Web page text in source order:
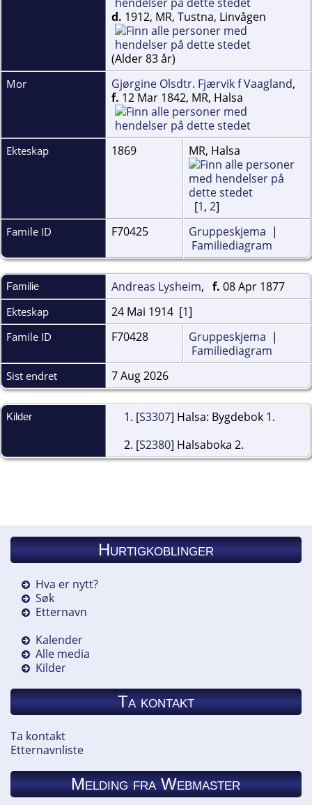
d. 1912, MR, Tustna, Linvågen
(Alder 83 år)
Mor Gjørgine Olsdtr. Fjærvik f Vaagland,
f. 12 Mar 1842, MR, Halsa
Ekteskap 1869 MR, Halsa
[1, 2]
Famile ID F70425 Gruppeskjema |
Familiediagram
Familie Andreas Lysheim, f. 08 Apr 1877
Ekteskap 24 Mai 1914 [1]
Famile ID F70428 Gruppeskjema |
Familiediagram
Sist endret 7 Aug 2026
Kilder [S3307] Halsa: Bygdebok 1.
[S2380] Halsaboka 2.
Hurtigkoblinger
Hva er nytt?
Søk
Etternavn
Kalender
Alle media
Kilder
Ta kontakt
Ta kontakt
Etternavnliste
Melding fra Webmaster